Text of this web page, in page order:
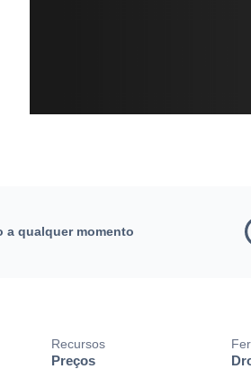
a qualquer momento
Recursos
Preços